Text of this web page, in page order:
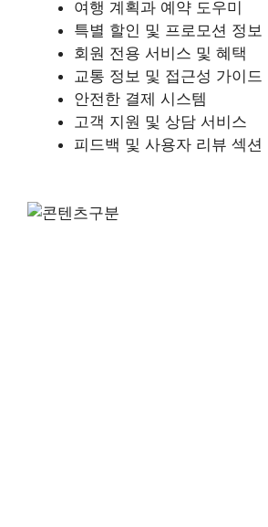
여행 계획과 예약 도우미
특별 할인 및 프로모션 정보
회원 전용 서비스 및 혜택
교통 정보 및 접근성 가이드
안전한 결제 시스템
고객 지원 및 상담 서비스
피드백 및 사용자 리뷰 섹션